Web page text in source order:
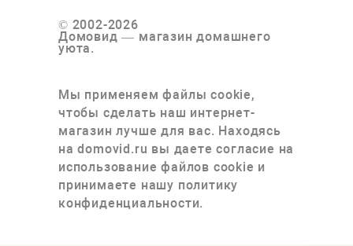
© 2002-2026
Домовид — магазин домашнего
уюта.
Мы применяем файлы cookie,
чтобы сделать наш интернет-
магазин лучше для вас. Находясь
на domovid.ru вы даете согласие на
использование файлов cookie и
принимаете нашу политику
конфиденциальности.